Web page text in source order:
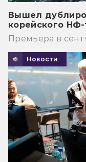
Вышел
корейского
Премьера в
Новости